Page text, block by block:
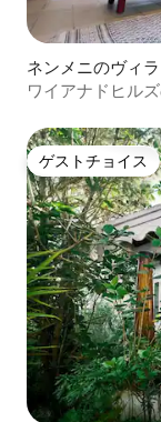
ネンメニのヴィラ
ワイアナドヒル
ゲストチョイス
ゲストチョイス